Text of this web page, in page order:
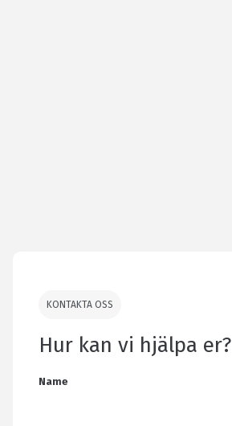
KONTAKTA OSS
Hur kan vi hjälpa er?
Name